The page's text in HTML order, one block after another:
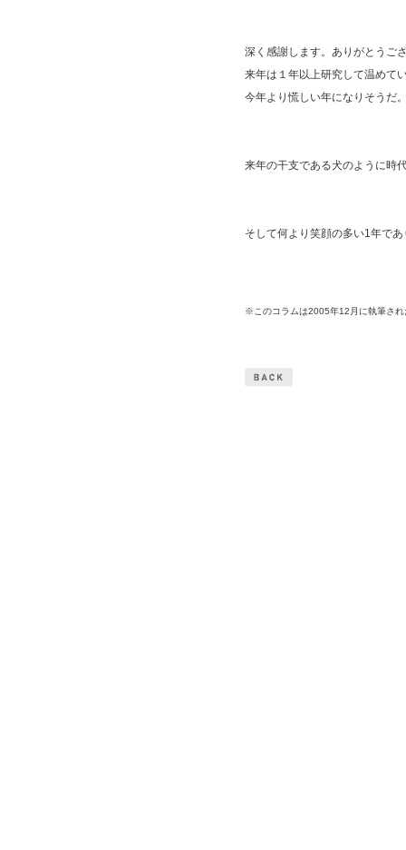
深く感謝します。ありがとうご
来年は１年以上研究して温めて
今年より慌しい年になりそうだ
来年の干支である犬のように時
そして何より笑顔の多い1年で
※このコラムは2005年12月に執筆され